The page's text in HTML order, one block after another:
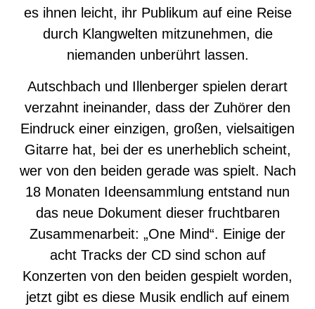
es ihnen leicht, ihr Publikum auf eine Reise
durch Klangwelten mitzunehmen, die
niemanden unberührt lassen.
Autschbach und Illenberger spielen derart
verzahnt ineinander, dass der Zuhörer den
Eindruck einer einzigen, großen, vielsaitigen
Gitarre hat, bei der es unerheblich scheint,
wer von den beiden gerade was spielt. Nach
18 Monaten Ideensammlung entstand nun
das neue Dokument dieser fruchtbaren
Zusammenarbeit: „One Mind“. Einige der
acht Tracks der CD sind schon auf
Konzerten von den beiden gespielt worden,
jetzt gibt es diese Musik endlich auf einem